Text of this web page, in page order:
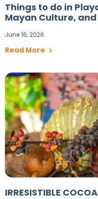
Things to do in
Mayan Culture,
June 16, 2026
Read More
IRRESISTIBLE